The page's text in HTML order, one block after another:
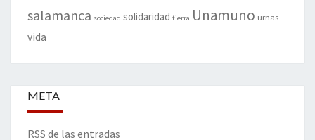
salamanca sociedad solidaridad tierra Unamuno urnas
vida
META
RSS de las entradas